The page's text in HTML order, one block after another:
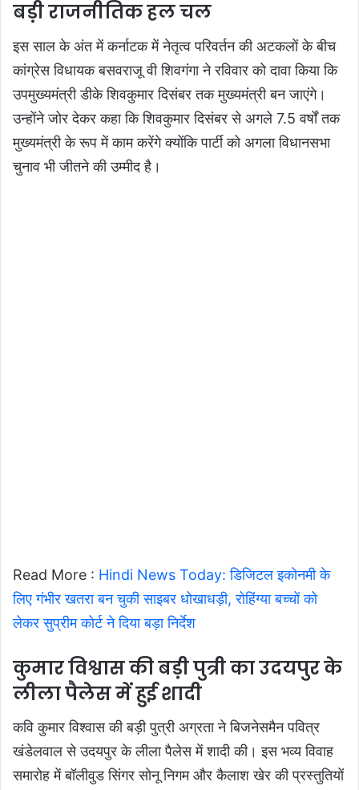
बड़ी राजनीतिक हल चल
इस साल के अंत में कर्नाटक में नेतृत्व परिवर्तन की अटकलों के बीच
कांग्रेस विधायक बसवराजू वी शिवगंगा ने रविवार को दावा किया कि
उपमुख्यमंत्री डीके शिवकुमार दिसंबर तक मुख्यमंत्री बन जाएंगे।
उन्होंने जोर देकर कहा कि शिवकुमार दिसंबर से अगले 7.5 वर्षों तक
मुख्यमंत्री के रूप में काम करेंगे क्योंकि पार्टी को अगला विधानसभा
चुनाव भी जीतने की उम्मीद है।
Read More : Hindi News Today: डिजिटल इकोनमी के
लिए गंभीर खतरा बन चुकी साइबर धोखाधड़ी, रोहिंग्या बच्चों को
लेकर सुप्रीम कोर्ट ने दिया बड़ा निर्देश
कुमार विश्वास की बड़ी पुत्री का उदयपुर के
लीला पैलेस में हुई शादी
कवि कुमार विश्वास की बड़ी पुत्री अग्रता ने बिजनेसमैन पवित्र
खंडेलवाल से उदयपुर के लीला पैलेस में शादी की। इस भव्य विवाह
समारोह में बॉलीवुड सिंगर सोनू निगम और कैलाश खेर की प्रस्तुतियों